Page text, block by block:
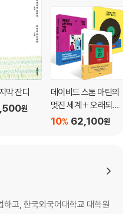
막 잔디
원
데이비드 스톤 마틴의
멋진 세계 + 오래되고
멋진 클래식 레코드 1,2
62,100원
10%
고, 한국외국어대학교 대학원